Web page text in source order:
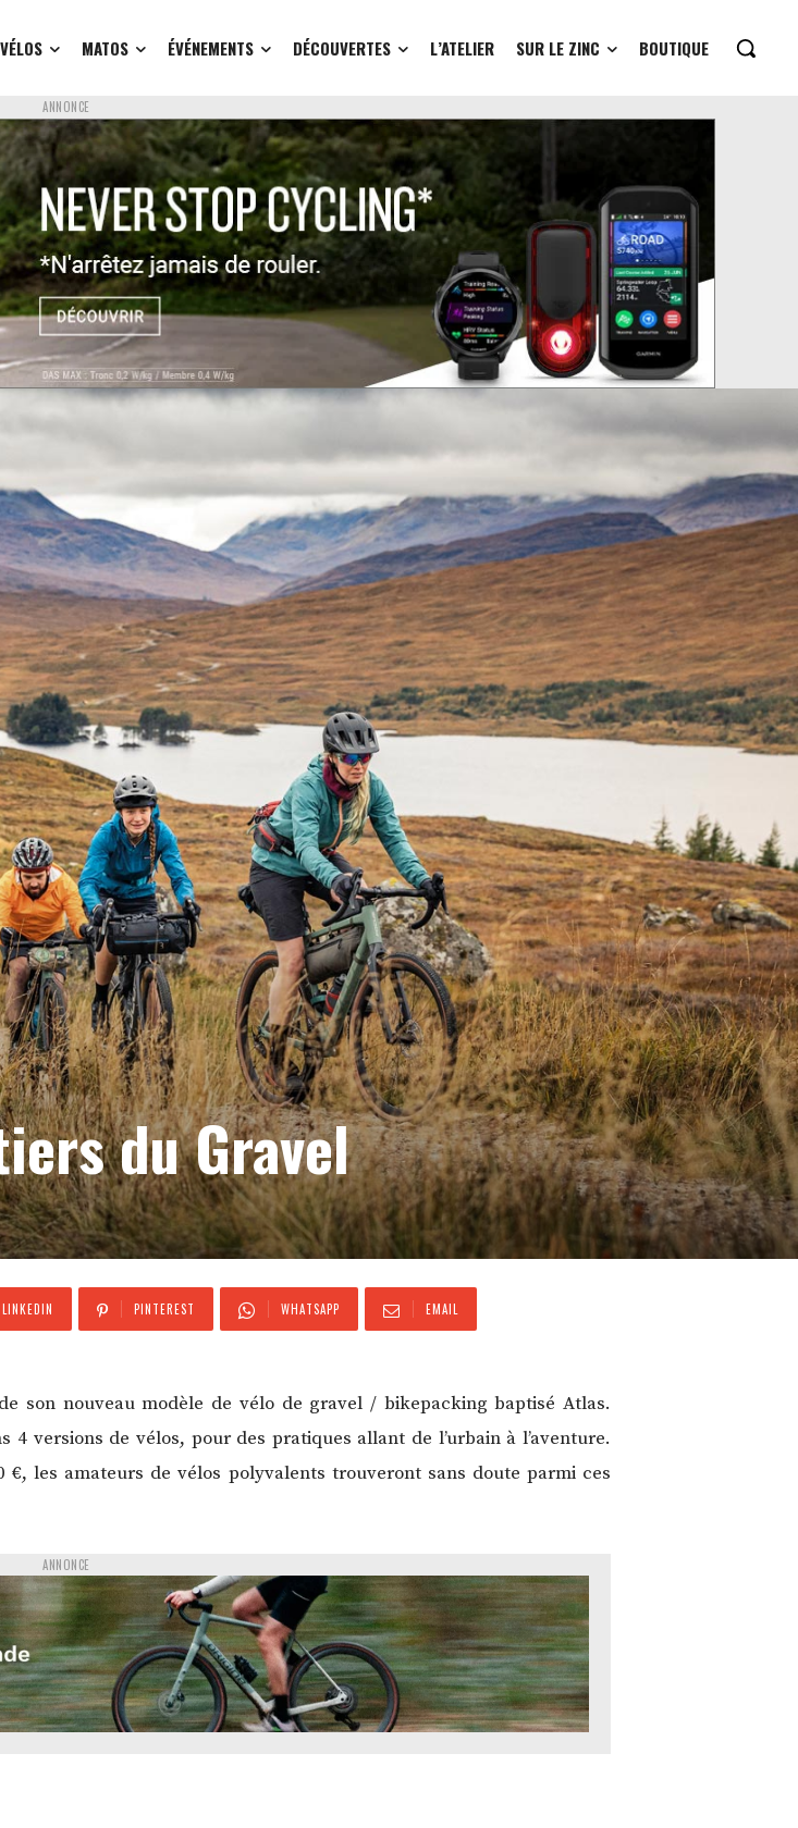
MATOS ÉVÉNEMENTS DÉCOUVERTES L’ATELIER SUR LE ZINC BOUTIQUE
ANNONCE
du Gravel
LINKEDIN PINTEREST WHATSAPP EMAIL
son nouveau modèle de vélo de gravel / bikepacking baptisé Atlas.
versions de vélos, pour des pratiques allant de l’urbain à l’aventure.
€, les amateurs de vélos polyvalents trouveront sans doute parmi ces
ANNONCE